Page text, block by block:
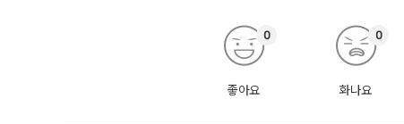
좋아요
0
화나요
0